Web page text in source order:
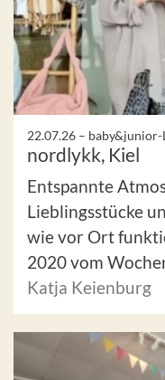
22.07.26 – baby&junior-
nordlykk, Kiel
Entspannte
Lieblingsstücke
wie vor Ort
2020 vom
Katja Keienburg